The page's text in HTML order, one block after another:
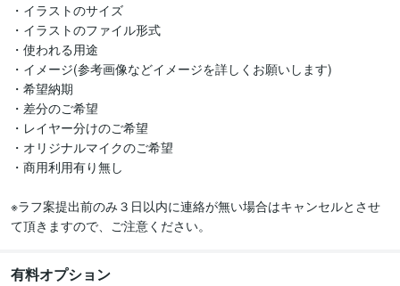
・イラストのサイズ
・イラストのファイル形式
・使われる用途
・イメージ(参考画像などイメージを詳しくお願いします)
・希望納期
・差分のご希望
・レイヤー分けのご希望
・オリジナルマイクのご希望
・商用利用有り無し
※ラフ案提出前のみ３日以内に連絡が無い場合はキャンセルとさせ
て頂きますので、ご注意ください。
有料オプション